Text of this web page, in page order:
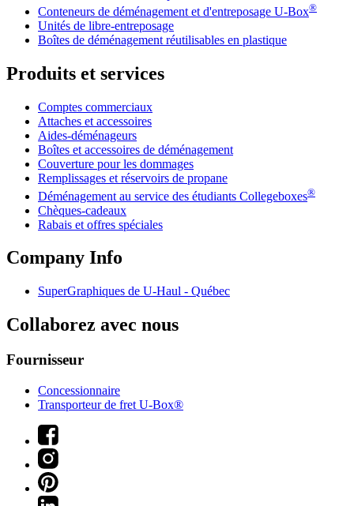
Conteneurs de déménagement et d'entreposage U-Box®
Unités de libre-entreposage
Boîtes de déménagement réutilisables en plastique
Produits et services
Comptes commerciaux
Attaches et accessoires
Aides-déménageurs
Boîtes et accessoires de déménagement
Couverture pour les dommages
Remplissages et réservoirs de propane
Déménagement au service des étudiants Collegeboxes®
Chèques-cadeaux
Rabais et offres spéciales
Company Info
SuperGraphiques de U-Haul - Québec
Collaborez avec nous
Fournisseur
Concessionnaire
Transporteur de fret U-Box®